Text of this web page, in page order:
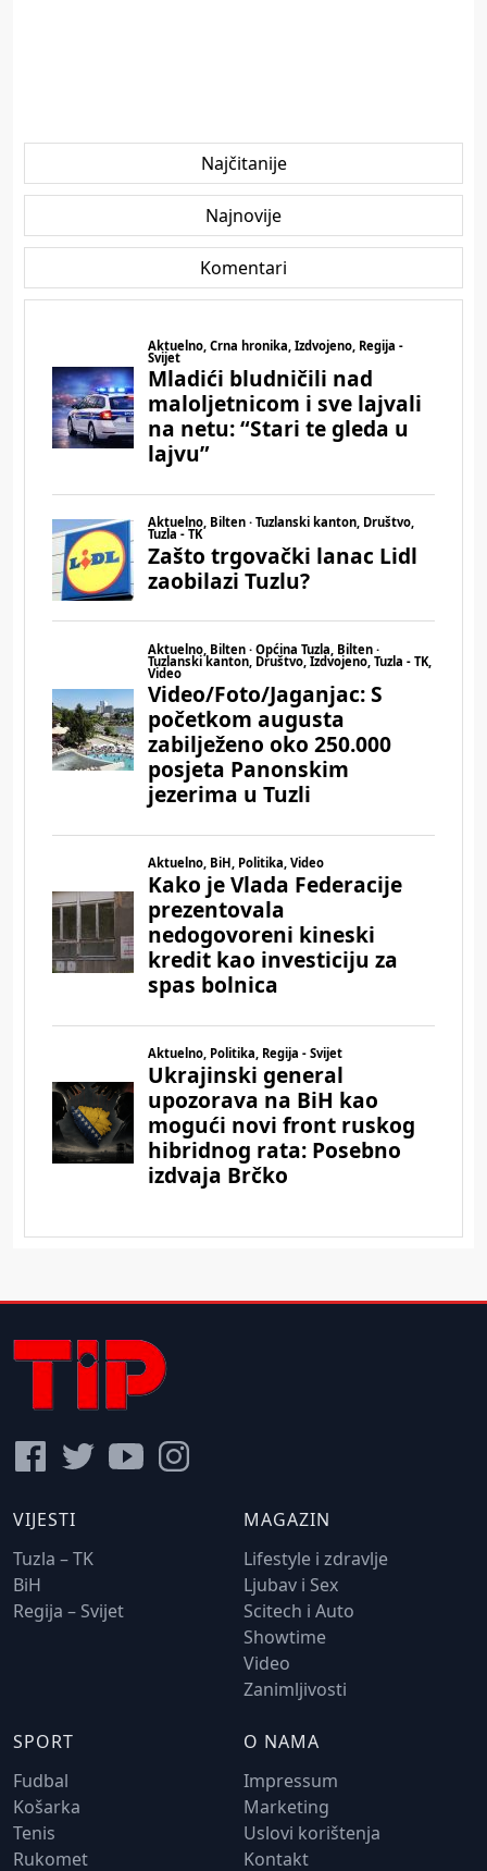
Najčitanije
Najnovije
Komentari
VIJESTI
Tuzla – TK
BiH
Regija – Svijet
MAGAZIN
Lifestyle i zdravlje
Ljubav i Sex
Scitech i Auto
Showtime
Video
Zanimljivosti
SPORT
Fudbal
Košarka
Tenis
Rukomet
O NAMA
Impressum
Marketing
Uslovi korištenja
Kontakt